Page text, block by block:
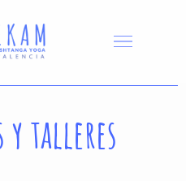
Abrir
y talleres